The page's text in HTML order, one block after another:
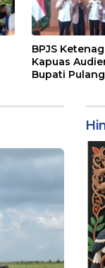
BPJS
Kapuas
Bupati